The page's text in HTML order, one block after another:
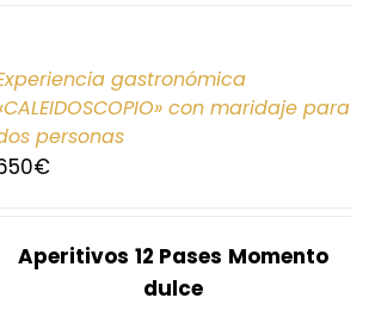
gastronómica
con maridaje para
personas
€
Aperitivos 12 Pases Momento
dulce